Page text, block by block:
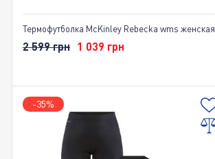
Термофутболка McKinley Rebecka wms женская
2 599 грн 1 039 грн
-35%